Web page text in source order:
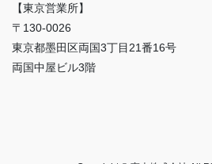
【東京営業所】
〒130-0026
東京都墨田区両国3丁目21番16号
両国中屋ビル3階